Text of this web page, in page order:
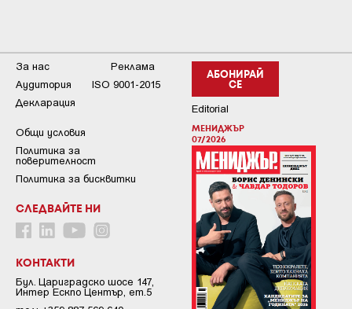
АБОНИРАЙ
СЕ
Editorial
МЕНИДЖЪР
07/2026
За нас
Реклама
Аудитория
ISO 9001-2015
Декларация
Общи условия
Пoлитикa зa
пoвepитeлнocт
Политика за бисквитки
СЛЕДВАЙТЕ НИ
КОНТАКТИ
Бул. Цариградско шосе 147,
Интер Ескпо Център, ет.5